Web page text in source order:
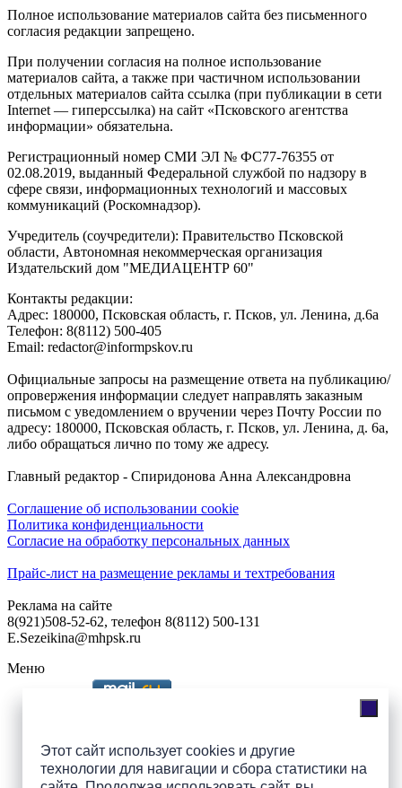
Этот сайт использует cookies и другие
технологии для навигации и сбора статистики на
Полное использование материалов сайта без письменного
согласия редакции запрещено.
При получении согласия на полное использование
материалов сайта, а также при частичном использовании
отдельных материалов сайта ссылка (при публикации в сети
Internet — гиперссылка) на сайт «Псковского агентства
информации» обязательна.
Регистрационный номер СМИ ЭЛ № ФС77-76355 от
02.08.2019, выданный Федеральной службой по надзору в
сфере связи, информационных технологий и массовых
коммуникаций (Роскомнадзор).
Учредитель (соучредители): Правительство Псковской
области, Автономная некоммерческая организация
Издательский дом "МЕДИАЦЕНТР 60"
Контакты редакции:
Адреc: 180000, Псковская область, г. Псков, ул. Ленина, д.6а
Телефон: 8(8112) 500-405
Email: redactor@informpskov.ru
Официальные запросы на размещение ответа на публикацию/
опровержения информации следует направлять заказным
письмом с уведомлением о вручении через Почту России по
адресу: 180000, Псковская область, г. Псков, ул. Ленина, д. 6а,
либо обращаться лично по тому же адресу.
Главный редактор - Спиридонова Анна Александровна
Соглашение об использовании cookie
Политика конфиденциальности
Согласие на обработку персональных данных
Прайс-лист на размещение рекламы и техтребования
Реклама на сайте
8(921)508-52-62, телефон 8(8112) 500-131
E.Sezeikina@mhpsk.ru
Меню